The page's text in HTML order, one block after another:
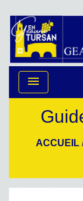
menu
ACCUEIL